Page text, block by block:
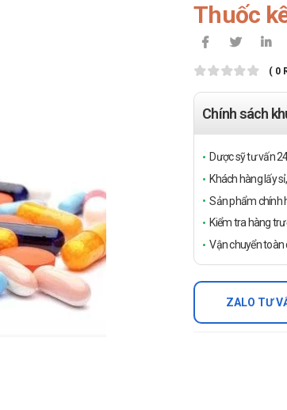
Thuốc
( 0
Chính sách
Dược sỹ tư vấn
Khách hàng lấy
Sản phẩm chính
Kiểm tra hàng
Vận chuyển
ZALO TƯ